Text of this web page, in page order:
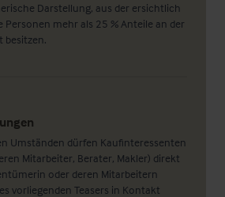
Darstellung, aus der ersichtlich
Personen mehr als 25 % Anteile an der
besitzen.
Umständen dürfen Kaufinteressenten
Mitarbeiter, Berater, Makler) direkt
oder deren Mitarbeitern
vorliegenden Teasers in Kontakt